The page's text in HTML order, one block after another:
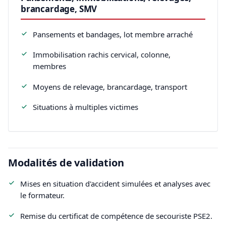
brancardage, SMV
Pansements et bandages, lot membre arraché
Immobilisation rachis cervical, colonne,
membres
Moyens de relevage, brancardage, transport
Situations à multiples victimes
Modalités de validation
Mises en situation d'accident simulées et analyses avec
le formateur.
Remise du certificat de compétence de secouriste PSE2.